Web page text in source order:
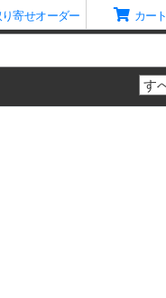
寄せオーダー カート